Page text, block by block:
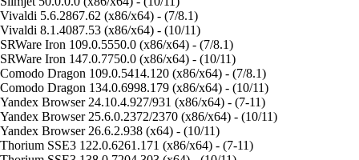
Vivaldi 5.6.2867.62 (x86/x64) - (7/8.1)
Vivaldi 8.1.4087.53 (x86/x64) - (10/11)
SRWare Iron 109.0.5550.0 (x86/x64) - (7/8.1)
SRWare Iron 147.0.7750.0 (x86/x64) - (10/11)
Comodo Dragon 109.0.5414.120 (x86/x64) - (7/8.1)
Comodo Dragon 134.0.6998.179 (x86/x64) - (10/11)
Yandex Browser 24.10.4.927/931 (x86/x64) - (7-11)
Yandex Browser 25.6.0.2372/2370 (x86/x64) - (10/11)
Yandex Browser 26.6.2.938 (x64) - (10/11)
Thorium SSE3 122.0.6261.171 (x86/x64) - (7-11)